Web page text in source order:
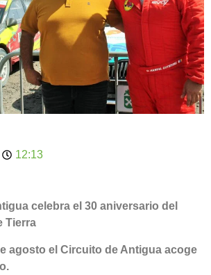
12:13
celebra el 30 aniversario del
Tierra
agosto el Circuito de Antigua acoge